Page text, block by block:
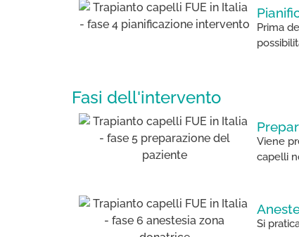
Prima
Fasi dell'intervento
Viene
capelli
Si